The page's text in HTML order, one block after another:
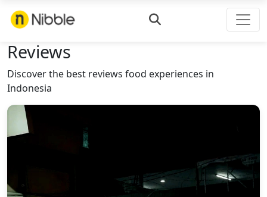
Reviews
Discover the best reviews food experiences in
Indonesia